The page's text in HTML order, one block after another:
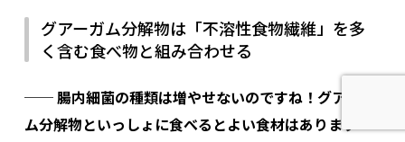
グアーガム分解物は「不溶性食物繊維」を多
く含む食べ物と組み合わせる
── 腸内細菌の種類は増やせないのですね！グアーガ
ム分解物といっしょに食べるとよい食材はあります